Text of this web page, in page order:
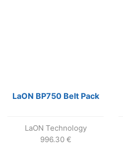
LaON BP750 Belt Pack
LaON Technology
996.30 €